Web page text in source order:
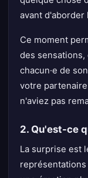
avant d'aborder
Ce moment
des
chacun·e de
votre
n'aviez pas
2. Qu'est-ce
La surprise est